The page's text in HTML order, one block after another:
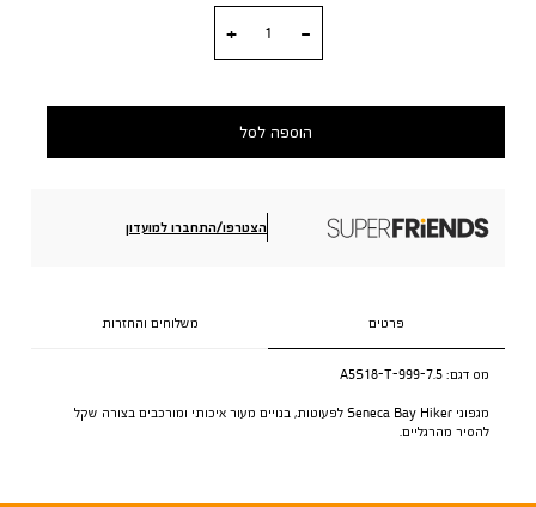
הוספה לסל
הצטרפו/התחברו למועדון
פרטים משלוחים והחזרות
מס דגם: A5S18-T-999-7.5
מגפוני Seneca Bay Hiker לפעוטות, בנויים מעור איכותי ומורכבים בצורה שקל
להסיר מהרגליים.